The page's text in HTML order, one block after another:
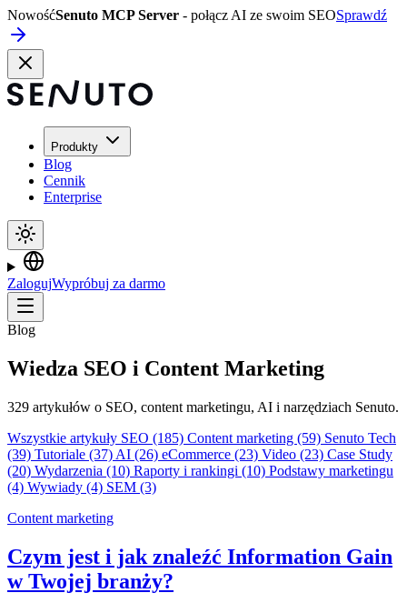
NowośćSenuto MCP Server - połącz AI ze swoim SEOSprawdź
Produkty
Blog
Cennik
Enterprise
ZalogujWypróbuj za darmo
Blog
Wiedza SEO i Content Marketing
329 artykułów o SEO, content marketingu, AI i narzędziach Senuto.
Wszystkie artykuły SEO (185) Content marketing (59) Senuto Tech
(39) Tutoriale (37) AI (26) eCommerce (23) Video (23) Case Study
(20) Wydarzenia (10) Raporty i rankingi (10) Podstawy marketingu
(4) Wywiady (4) SEM (3)
Content marketing
Czym jest i jak znaleźć Information Gain
w Twojej branży?